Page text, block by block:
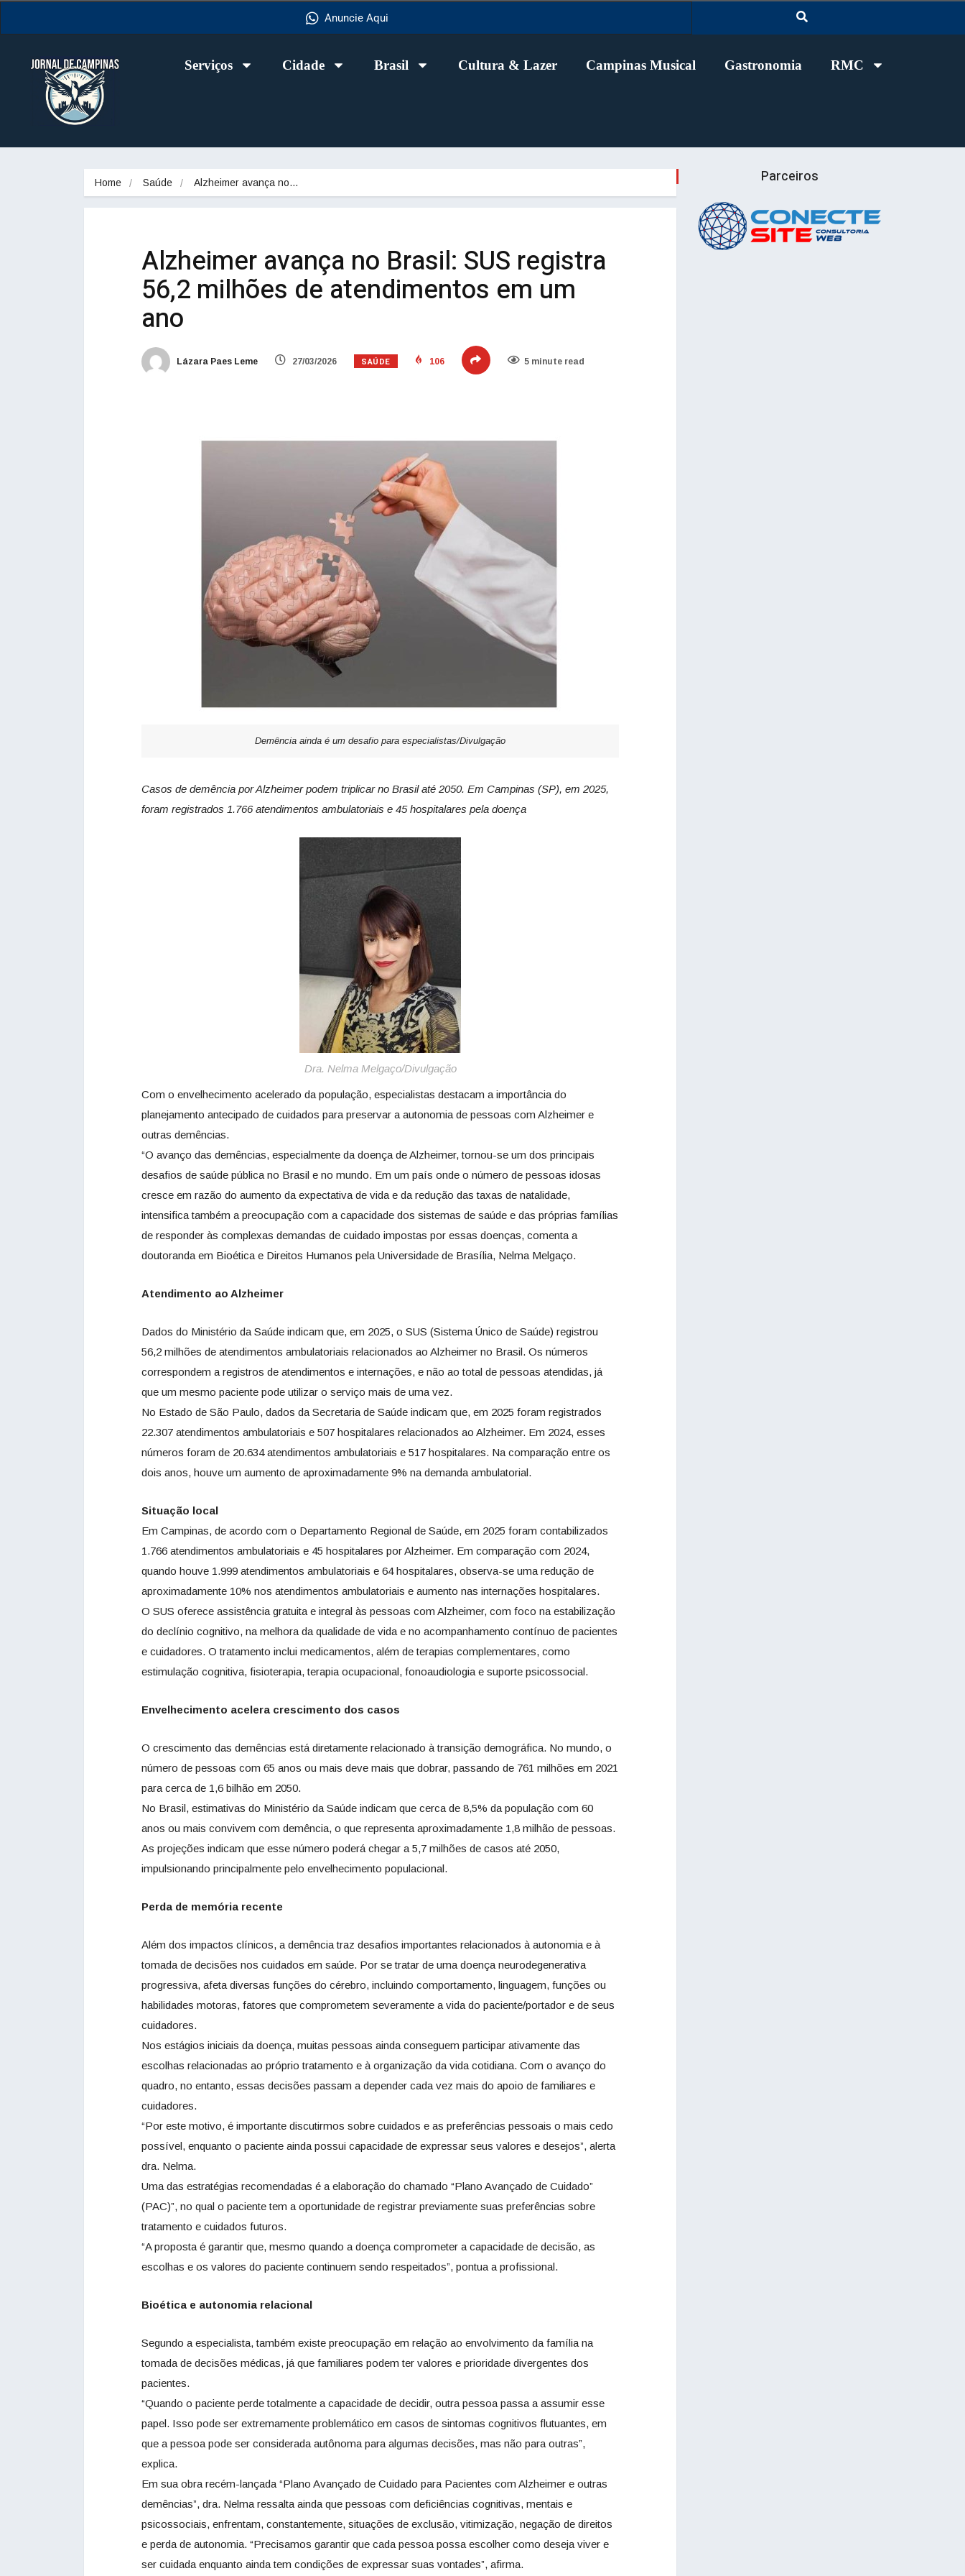
Anuncie Aqui
Serviços Cidade Brasil Cultura & Lazer Campinas Musical Gastronomia RMC
Home Saúde Alzheimer avança no…
Alzheimer avança no Brasil: SUS registra
56,2 milhões de atendimentos em um
ano
Lázara Paes Leme 27/03/2026 SAÚDE 106 5 minute read
Demência ainda é um desafio para especialistas/Divulgação
Casos de demência por Alzheimer podem triplicar no Brasil até 2050. Em Campinas (SP), em 2025,
foram registrados 1.766 atendimentos ambulatoriais e 45 hospitalares pela doença
Dra. Nelma Melgaço/Divulgação
Com o envelhecimento acelerado da população, especialistas destacam a importância do
planejamento antecipado de cuidados para preservar a autonomia de pessoas com Alzheimer e
outras demências.
“O avanço das demências, especialmente da doença de Alzheimer, tornou-se um dos principais
desafios de saúde pública no Brasil e no mundo. Em um país onde o número de pessoas idosas
cresce em razão do aumento da expectativa de vida e da redução das taxas de natalidade,
intensifica também a preocupação com a capacidade dos sistemas de saúde e das próprias famílias
de responder às complexas demandas de cuidado impostas por essas doenças, comenta a
doutoranda em Bioética e Direitos Humanos pela Universidade de Brasília, Nelma Melgaço.
Atendimento ao Alzheimer
Dados do Ministério da Saúde indicam que, em 2025, o SUS (Sistema Único de Saúde) registrou
56,2 milhões de atendimentos ambulatoriais relacionados ao Alzheimer no Brasil. Os números
correspondem a registros de atendimentos e internações, e não ao total de pessoas atendidas, já
que um mesmo paciente pode utilizar o serviço mais de uma vez.
No Estado de São Paulo, dados da Secretaria de Saúde indicam que, em 2025 foram registrados
22.307 atendimentos ambulatoriais e 507 hospitalares relacionados ao Alzheimer. Em 2024, esses
números foram de 20.634 atendimentos ambulatoriais e 517 hospitalares. Na comparação entre os
dois anos, houve um aumento de aproximadamente 9% na demanda ambulatorial.
Situação local
Em Campinas, de acordo com o Departamento Regional de Saúde, em 2025 foram contabilizados
1.766 atendimentos ambulatoriais e 45 hospitalares por Alzheimer. Em comparação com 2024,
quando houve 1.999 atendimentos ambulatoriais e 64 hospitalares, observa-se uma redução de
aproximadamente 10% nos atendimentos ambulatoriais e aumento nas internações hospitalares.
O SUS oferece assistência gratuita e integral às pessoas com Alzheimer, com foco na estabilização
do declínio cognitivo, na melhora da qualidade de vida e no acompanhamento contínuo de pacientes
e cuidadores. O tratamento inclui medicamentos, além de terapias complementares, como
estimulação cognitiva, fisioterapia, terapia ocupacional, fonoaudiologia e suporte psicossocial.
Envelhecimento acelera crescimento dos casos
O crescimento das demências está diretamente relacionado à transição demográfica. No mundo, o
número de pessoas com 65 anos ou mais deve mais que dobrar, passando de 761 milhões em 2021
para cerca de 1,6 bilhão em 2050.
No Brasil, estimativas do Ministério da Saúde indicam que cerca de 8,5% da população com 60
anos ou mais convivem com demência, o que representa aproximadamente 1,8 milhão de pessoas.
As projeções indicam que esse número poderá chegar a 5,7 milhões de casos até 2050,
impulsionando principalmente pelo envelhecimento populacional.
Perda de memória recente
Além dos impactos clínicos, a demência traz desafios importantes relacionados à autonomia e à
tomada de decisões nos cuidados em saúde. Por se tratar de uma doença neurodegenerativa
progressiva, afeta diversas funções do cérebro, incluindo comportamento, linguagem, funções ou
habilidades motoras, fatores que comprometem severamente a vida do paciente/portador e de seus
cuidadores.
Nos estágios iniciais da doença, muitas pessoas ainda conseguem participar ativamente das
escolhas relacionadas ao próprio tratamento e à organização da vida cotidiana. Com o avanço do
quadro, no entanto, essas decisões passam a depender cada vez mais do apoio de familiares e
cuidadores.
“Por este motivo, é importante discutirmos sobre cuidados e as preferências pessoais o mais cedo
possível, enquanto o paciente ainda possui capacidade de expressar seus valores e desejos”, alerta
dra. Nelma.
Uma das estratégias recomendadas é a elaboração do chamado “Plano Avançado de Cuidado”
(PAC)”, no qual o paciente tem a oportunidade de registrar previamente suas preferências sobre
tratamento e cuidados futuros.
“A proposta é garantir que, mesmo quando a doença comprometer a capacidade de decisão, as
escolhas e os valores do paciente continuem sendo respeitados”, pontua a profissional.
Bioética e autonomia relacional
Segundo a especialista, também existe preocupação em relação ao envolvimento da família na
tomada de decisões médicas, já que familiares podem ter valores e prioridade divergentes dos
pacientes.
“Quando o paciente perde totalmente a capacidade de decidir, outra pessoa passa a assumir esse
papel. Isso pode ser extremamente problemático em casos de sintomas cognitivos flutuantes, em
que a pessoa pode ser considerada autônoma para algumas decisões, mas não para outras”,
explica.
Em sua obra recém-lançada “Plano Avançado de Cuidado para Pacientes com Alzheimer e outras
demências”, dra. Nelma ressalta ainda que pessoas com deficiências cognitivas, mentais e
psicossociais, enfrentam, constantemente, situações de exclusão, vitimização, negação de direitos
e perda de autonomia. “Precisamos garantir que cada pessoa possa escolher como deseja viver e
ser cuidada enquanto ainda tem condições de expressar suas vontades”, afirma.
Parceiros